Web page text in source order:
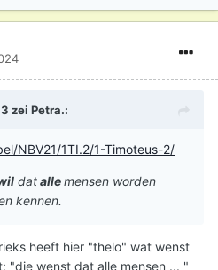
zei Petra.:
NBV21/1TI.2/1-Timoteus-2/
datallemensen worden
kennen.
heeft hier "thelo" wat wenst
"die wenst dat alle mensen ... "